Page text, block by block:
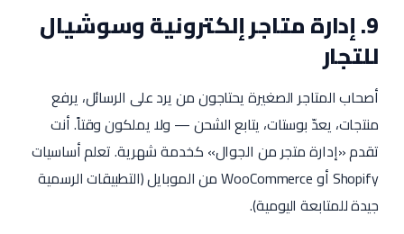
9. إدارة متاجر إلكترونية وسوشيال
للتجار
أصحاب المتاجر الصغيرة يحتاجون من يرد على الرسائل، يرفع
منتجات، يعدّ بوستات، يتابع الشحن — ولا يملكون وقتاً. أنت
تقدم «إدارة متجر من الجوال» كخدمة شهرية. تعلم أساسيات
Shopify أو WooCommerce من الموبايل (التطبيقات الرسمية
جيدة للمتابعة اليومية).